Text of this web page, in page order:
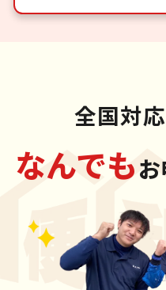
全国対
なんでも